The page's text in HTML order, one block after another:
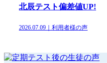
北辰テスト偏差値UP!
2026.07.09｜利用者様の声